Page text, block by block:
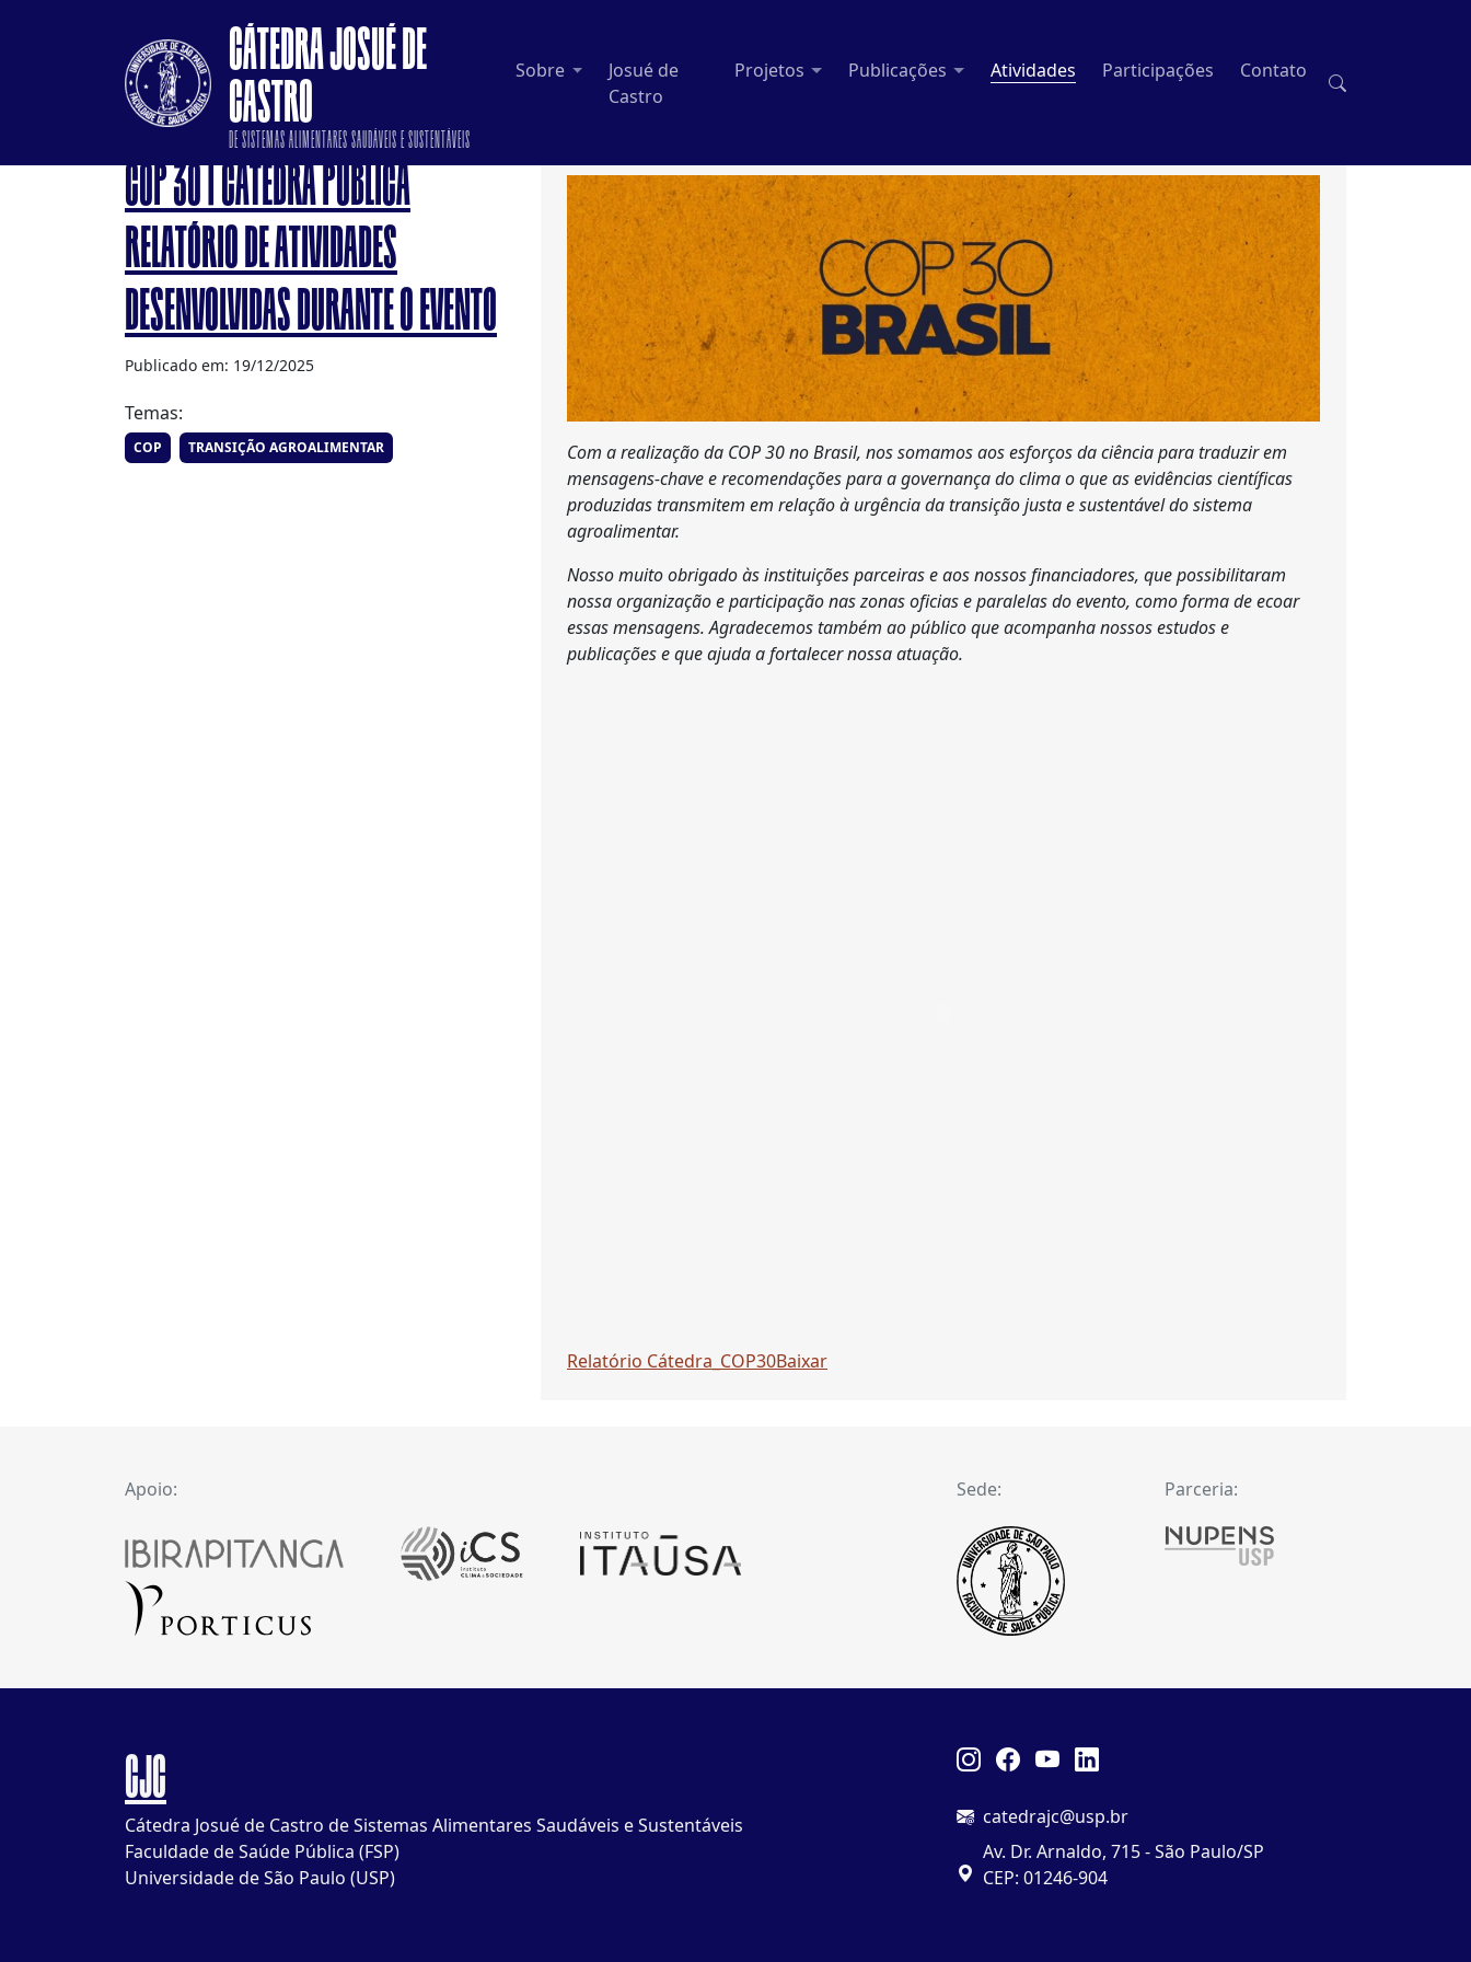
CÁTEDRA JOSUÉ DE
CASTRO
DE SISTEMAS ALIMENTARES SAUDÁVEIS E SUSTENTÁVEIS
Sobre
Josué de
Castro
Projetos Publicações Atividades Participações Contato
COP 30 | CÁTEDRA PUBLICA
RELATÓRIO DE ATIVIDADES
DESENVOLVIDAS DURANTE O EVENTO
Publicado em: 19/12/2025
Temas:
COP TRANSIÇÃO AGROALIMENTAR
Com a realização da COP 30 no Brasil, nos somamos aos esforços da ciência para traduzir em
mensagens-chave e recomendações para a governança do clima o que as evidências científicas
produzidas transmitem em relação à urgência da transição justa e sustentável do sistema
agroalimentar.
Nosso muito obrigado às instituições parceiras e aos nossos financiadores, que possibilitaram
nossa organização e participação nas zonas oficias e paralelas do evento, como forma de ecoar
essas mensagens. Agradecemos também ao público que acompanha nossos estudos e
publicações e que ajuda a fortalecer nossa atuação.
Relatório Cátedra_COP30Baixar
Apoio: Sede: Parceria:
CJC
Cátedra Josué de Castro de Sistemas Alimentares Saudáveis e Sustentáveis
Faculdade de Saúde Pública (FSP)
Universidade de São Paulo (USP)
catedrajc@usp.br
Av. Dr. Arnaldo, 715 - São Paulo/SP
CEP: 01246-904